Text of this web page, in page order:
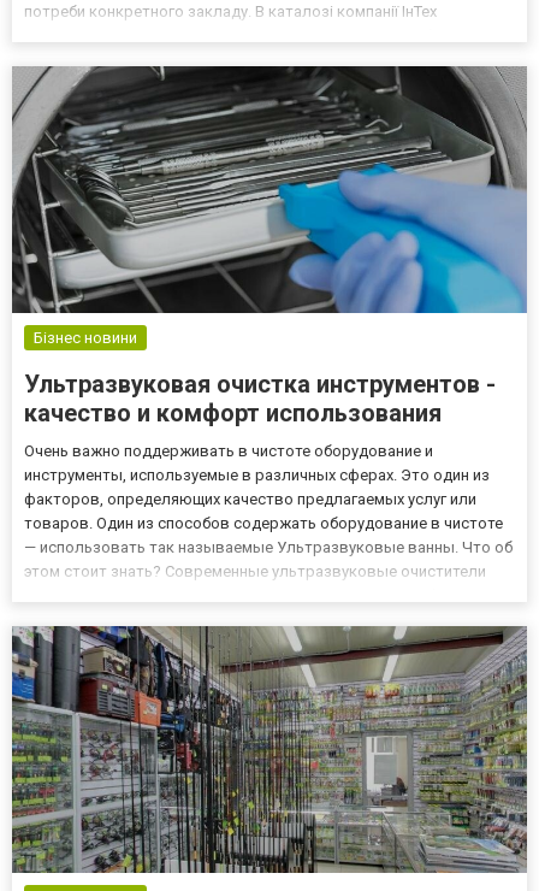
потреби конкретного закладу. В каталозі компанії ІнТех
торгі...
Бізнес новини
Ультразвуковая очистка инструментов -
качество и комфорт использования
Очень важно поддерживать в чистоте оборудование и
инструменты, используемые в различных сферах. Это один из
факторов, определяющих качество предлагаемых услуг или
товаров. Один из способов содержать оборудование в чистоте
— использовать так называемые Ультразвуковые ванны. Что об
этом стоит знать? Современные ультразвуковые очистители
устройство,...